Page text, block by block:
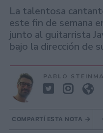
La talentosa
este fin de semana
junto al guitarrista
bajo la dirección de
PABLO
COMPARTÍ ESTA NOTA